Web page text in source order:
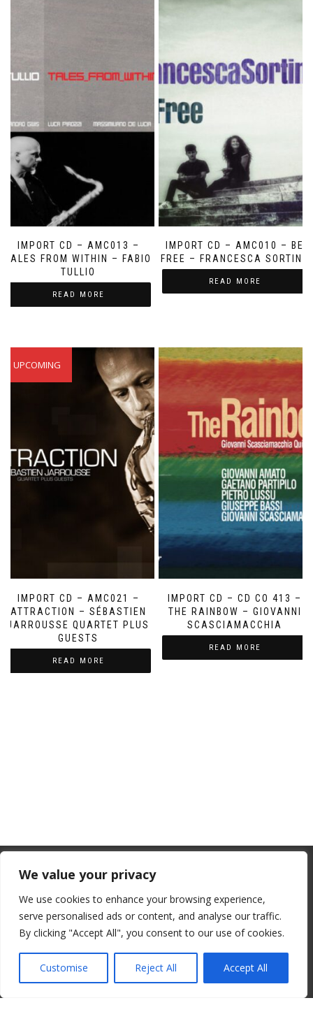
We value your privacy
We use cookies to enhance your browsing experience,
serve personalised ads or content, and analyse our traffic.
By clicking "Accept All", you consent to our use of cookies.
Customise Reject All Accept All
IMPORT CD – AMC013 –
TALES FROM WITHIN – FABIO
TULLIO
READ MORE
IMPORT CD – AMC010 – BE
FREE – FRANCESCA SORTINO
READ MORE
UPCOMING
IMPORT CD – AMC021 –
ATTRACTION – SÉBASTIEN
JARROUSSE QUARTET PLUS
GUESTS
READ MORE
IMPORT CD – CD CO 413 –
THE RAINBOW – GIOVANNI
SCASCIAMACCHIA
READ MORE
© 2008-2026 ALBORE JAZZ JP. ALL RIGHTS RESERVED. IPI:
00820260776
From July 1, 2026, the EU will remove
the “de minimis” duty exemption for
imports. Low-value shipments will be
subject to a €3 customs duty per
declaration line.
read more